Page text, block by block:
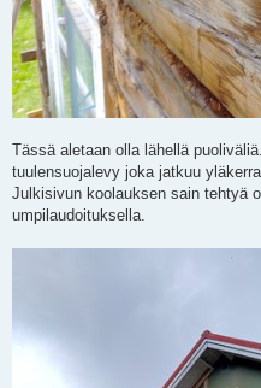
Tässä aletaan olla lähellä
tuulensuojalevy joka jatkuu
Julkisivun koolauksen sain tehtyä
umpilaudoituksella.